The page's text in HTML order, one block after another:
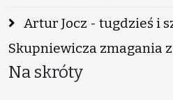
Artur Jocz - tugdzieś i
Skupniewicza zmagania
Na skróty